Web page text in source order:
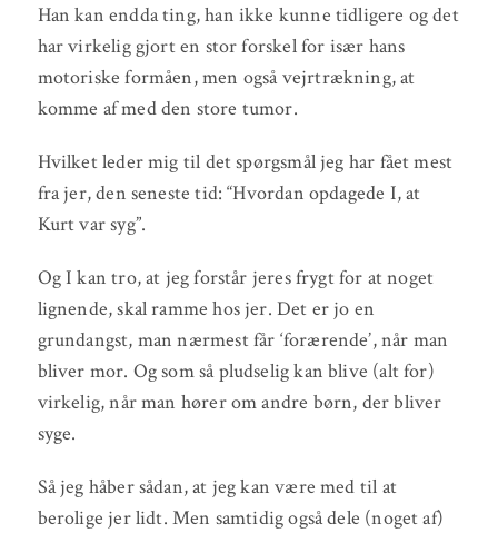
Han kan endda ting, han ikke kunne tidligere og det
har virkelig gjort en stor forskel for især hans
motoriske formåen, men også vejrtrækning, at
komme af med den store tumor.
Hvilket leder mig til det spørgsmål jeg har fået mest
fra jer, den seneste tid: “Hvordan opdagede I, at
Kurt var syg”.
Og I kan tro, at jeg forstår jeres frygt for at noget
lignende, skal ramme hos jer. Det er jo en
grundangst, man nærmest får ‘forærende’, når man
bliver mor. Og som så pludselig kan blive (alt for)
virkelig, når man hører om andre børn, der bliver
syge.
Så jeg håber sådan, at jeg kan være med til at
berolige jer lidt. Men samtidig også dele (noget af)